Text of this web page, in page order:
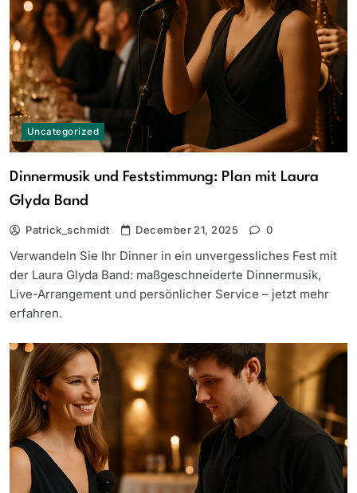
Uncategorized
Dinnermusik und Feststimmung: Plan mit Laura
Glyda Band
Patrick_schmidt December 21, 2025 0
Verwandeln Sie Ihr Dinner in ein unvergessliches Fest mit
der Laura Glyda Band: maßgeschneiderte Dinnermusik,
Live-Arrangement und persönlicher Service – jetzt mehr
erfahren.